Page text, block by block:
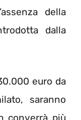
della
dalla
euro da
saranno
converrà più